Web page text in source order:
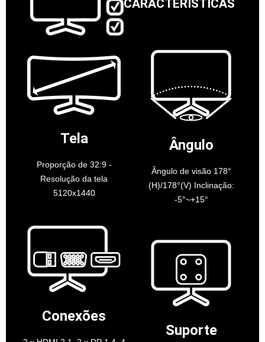
CARACTERÍSTICAS
Tela
Proporção de 32:9 -
Resolução da tela
5120x1440
Ângulo
Ângulo de visão 178°
(H)/178°(V) Inclinação:
-5°~+15°
Conexões
Suporte